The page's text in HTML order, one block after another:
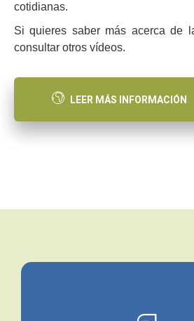
cotidianas.
Si quieres saber más acerca de
consultar otros vídeos.
LEER MÁS INFORMACIÓN